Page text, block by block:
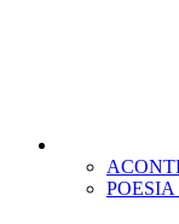
POESIA